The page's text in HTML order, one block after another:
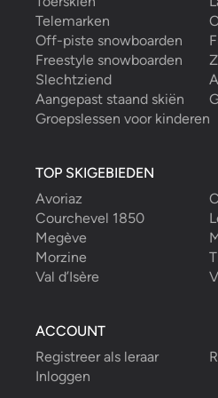
Felix S.
met Alex als mijn Skileraar.
onderwijs is werkelijk
niet alleen veel nieuwe
maar me ook...
read more
Een
Scarlett D.
01/06/2024
Telemarken
Off-piste snowboarden
Freestyle snowboarden
Slechtziend
Aangepast staand skiën
Groepslessen voor kinderen
TOP SKIGEBIEDEN
Avoriaz
Courchevel 1850
Megève
Morzine
Val d’Isère
ACCOUNT
Registreer als leraar
Inloggen